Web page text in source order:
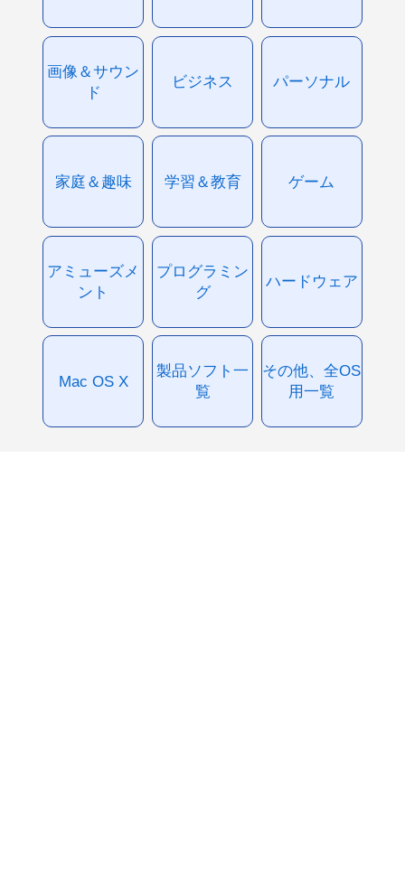
画像＆サウン
ド
ビジネス パーソナル
家庭＆趣味 学習＆教育 ゲーム
アミューズメ
ント
プログラミン
グ
ハードウェア
Mac OS X
製品ソフト一
覧
その他、全OS
用一覧